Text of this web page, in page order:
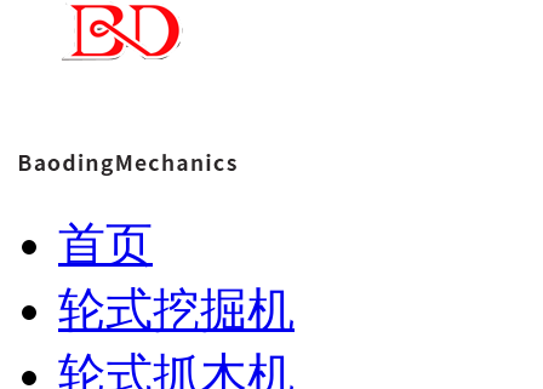
首页
轮式挖掘机
轮式抓木机